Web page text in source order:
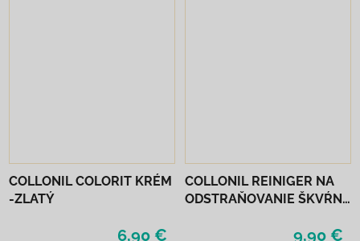
COLLONIL COLORIT KRÉM
-ZLATÝ
6,90 €
COLLONIL REINIGER NA
ODSTRAŇOVANIE ŠKVŔN
9,90 €